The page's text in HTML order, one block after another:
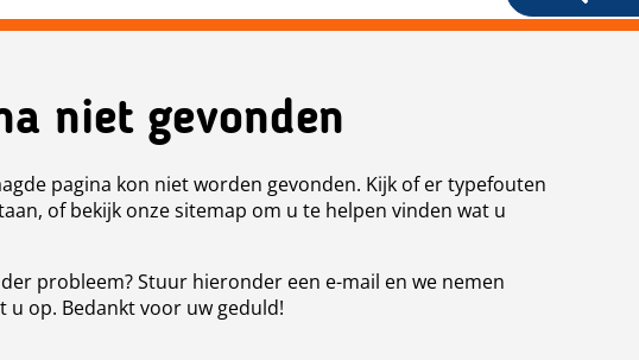
niet gevonden
pagina kon niet worden gevonden. Kijk of er typefouten
of bekijk onze sitemap om u te helpen vinden wat u
probleem? Stuur hieronder een e-mail en we nemen
u op. Bedankt voor uw geduld!